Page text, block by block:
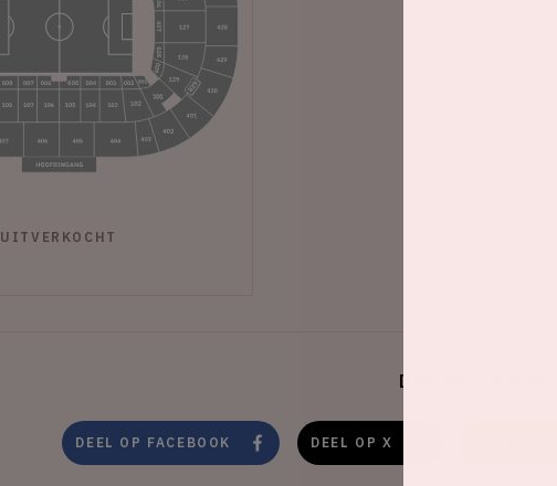
UITVERKOCHT
Deel dit evenement
DEEL OP FACEBOOK DEEL OP X